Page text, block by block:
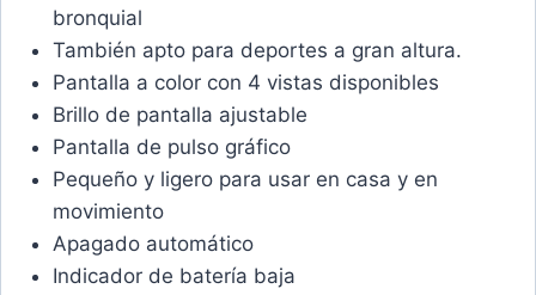
bronquial
También apto para deportes a gran altura.
Pantalla a color con 4 vistas disponibles
Brillo de pantalla ajustable
Pantalla de pulso gráfico
Pequeño y ligero para usar en casa y en
movimiento
Apagado automático
Indicador de batería baja